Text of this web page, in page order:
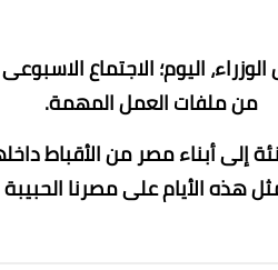
اليوم؛ الاجتماع
من ملفات العمل المهمة.
إلى أبناء مصر من الأقباط
هذه الأيام على مصرنا الحبيبة